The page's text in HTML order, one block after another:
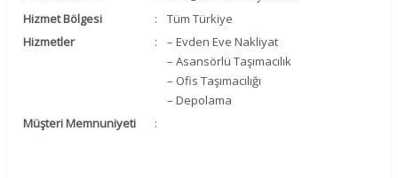
Hizmet Bölgesi
:
Tüm Türkiye
Hizmetler
:
– Evden Eve Nakliyat
– Asansörlü Taşımacılık
– Ofis Taşımacılığı
– Depolama
Müşteri Memnuniyeti
: